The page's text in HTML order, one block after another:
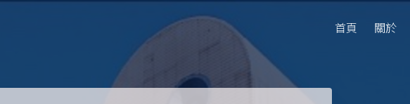
料庫 Ill-gotten Party Assets Database
首頁 關於